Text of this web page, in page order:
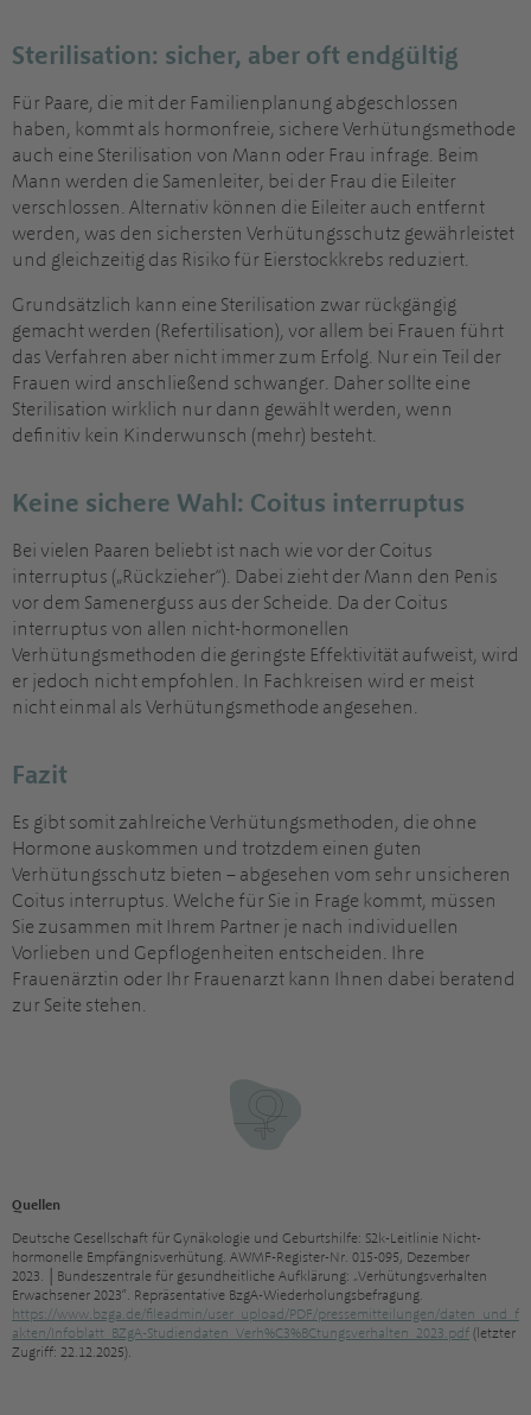
Sterilisation: sicher, aber oft endgültig
Für Paare, die mit der Familienplanung abgeschlossen
haben, kommt als hormonfreie, sichere Verhütungsmethode
auch eine Sterilisation von Mann oder Frau infrage. Beim
Mann werden die Samenleiter, bei der Frau die Eileiter
verschlossen. Alternativ können die Eileiter auch entfernt
werden, was den sichersten Verhütungsschutz gewährleistet
und gleichzeitig das Risiko für Eierstockkrebs reduziert.
Grundsätzlich kann eine Sterilisation zwar rückgängig
gemacht werden (Refertilisation), vor allem bei Frauen führt
das Verfahren aber nicht immer zum Erfolg. Nur ein Teil der
Frauen wird anschließend schwanger. Daher sollte eine
Sterilisation wirklich nur dann gewählt werden, wenn
definitiv kein Kinderwunsch (mehr) besteht.
Keine sichere Wahl: Coitus interruptus
Bei vielen Paaren beliebt ist nach wie vor der Coitus
interruptus („Rückzieher“). Dabei zieht der Mann den Penis
vor dem Samenerguss aus der Scheide. Da der Coitus
interruptus von allen nicht-hormonellen
Verhütungsmethoden die geringste Effektivität aufweist, wird
er jedoch nicht empfohlen. In Fachkreisen wird er meist
nicht einmal als Verhütungsmethode angesehen.
Fazit
Es gibt somit zahlreiche Verhütungsmethoden, die ohne
Hormone auskommen und trotzdem einen guten
Verhütungsschutz bieten – abgesehen vom sehr unsicheren
Coitus interruptus. Welche für Sie in Frage kommt, müssen
Sie zusammen mit Ihrem Partner je nach individuellen
Vorlieben und Gepflogenheiten entscheiden. Ihre
Frauenärztin oder Ihr Frauenarzt kann Ihnen dabei beratend
zur Seite stehen.
Quellen
Deutsche Gesellschaft für Gynäkologie und Geburtshilfe: S2k-Leitlinie Nicht-
hormonelle Empfängnisverhütung. AWMF-Register-Nr. 015-095, Dezember
2023. │Bundeszentrale für gesundheitliche Aufklärung: „Verhütungsverhalten
Erwachsener 2023“. Repräsentative BzgA-Wiederholungsbefragung.
https://www.bzga.de/fileadmin/user_upload/PDF/pressemitteilungen/daten_und_f
akten/Infoblatt_BZgA-Studiendaten_Verh%C3%BCtungsverhalten_2023.pdf (letzter
Zugriff: 22.12.2025).